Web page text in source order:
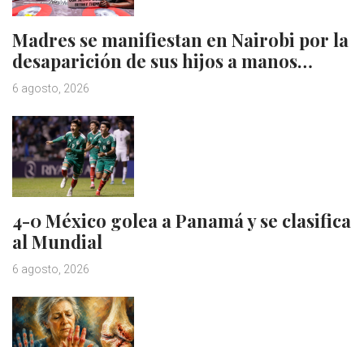
Madres se manifiestan en Nairobi por la
desaparición de sus hijos a manos…
6 agosto, 2026
4-0 México golea a Panamá y se clasifica
al Mundial
6 agosto, 2026